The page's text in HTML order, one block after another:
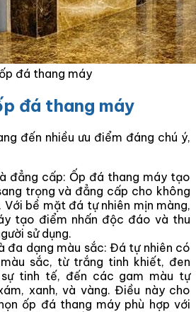
trong giỏ hàng.
đá thang máy
đá thang máy
đến nhiều ưu điểm đáng chú ý,
đẳng cấp: Ốp đá thang máy tạo
trọng và đẳng cấp cho không
Với bề mặt đá tự nhiên mịn màng,
tạo điểm nhấn độc đáo và thu
sử dụng.
đa dạng màu sắc: Đá tự nhiên có
sắc, từ trắng tinh khiết, đen
tinh tế, đến các gam màu tự
xanh, và vàng. Điều này cho
ốp đá thang máy phù hợp với